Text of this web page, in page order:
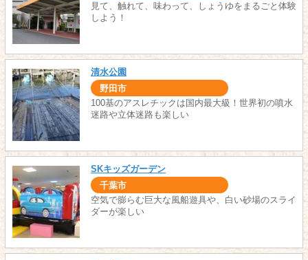
見て、触れて、味わって、しょうゆをまるごと体験
しよう！
清水公園
野田市
100基のアスレチックは国内最大級！世界初の噴水
迷路や立体迷路も楽しい
SKキッズガーデン
千葉市
空気で膨らむ巨大な風船遊具や、白い砂場のスライ
ダーが楽しい